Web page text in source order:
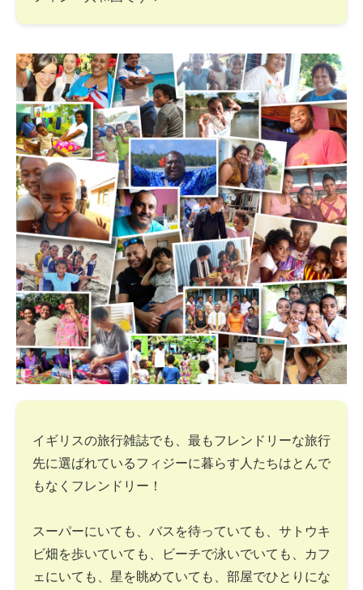
イギリスの旅行雑誌でも、最もフレンドリーな旅行
先に選ばれているフィジーに暮らす人たちはとんで
もなくフレンドリー！
スーパーにいても、バスを待っていても、サトウキ
ビ畑を歩いていても、ビーチで泳いでいても、カフ
ェにいても、星を眺めていても、部屋でひとりにな